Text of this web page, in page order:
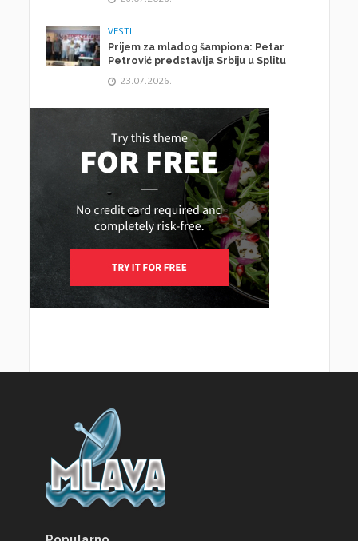
VESTI
Prijem za mladog šampiona: Petar
Petrović predstavlja Srbiju u Splitu
23.07.2026.